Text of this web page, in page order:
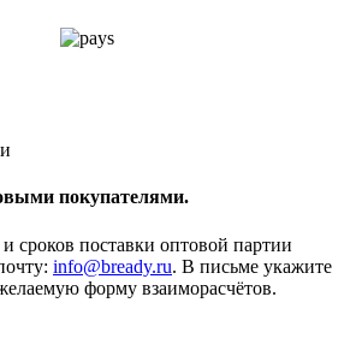
покупателями.
сроков поставки оптовой партии
info@bready.ru. В письме укажите
форму взаиморасчётов.